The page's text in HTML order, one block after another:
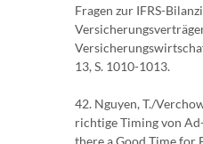
Fragen zur IFRS-
13, S. 1010-1013.
42. Nguyen, T./
richtige Timing von
there a Good Time for